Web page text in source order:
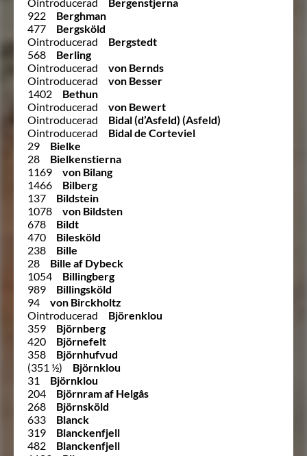
922
Berghman
477
Bergsköld
Ointroducerad
Bergstedt
568
Berling
Ointroducerad
von Bernds
Ointroducerad
von Besser
1402
Bethun
Ointroducerad
von Bewert
Ointroducerad
Bidal (d’Asfeld) (Asfeld)
Ointroducerad
Bidal de Corteviel
29
Bielke
28
Bielkenstierna
1169
von Bilang
1466
Bilberg
137
Bildstein
1078
von Bildsten
678
Bildt
470
Bilesköld
238
Bille
28
Bille af Dybeck
1054
Billingberg
989
Billingsköld
94
von Birckholtz
Ointroducerad
Björenklou
359
Björnberg
420
Björnefelt
358
Björnhufvud
(351 ½)
Björnklou
31
Björnklou
204
Björnram af Helgås
268
Björnsköld
633
Blanck
319
Blanckenfjell
482
Blanckenfjell